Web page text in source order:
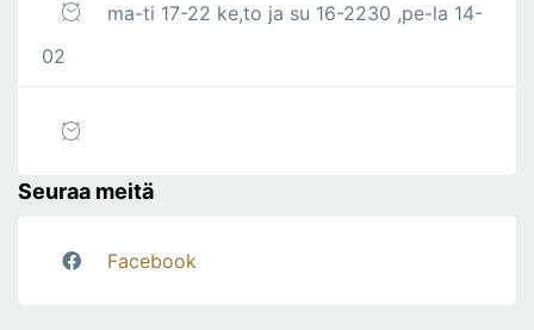
ma-ti 17-22 ke,to ja su 16-2230 ,pe-la 14-
02
Seuraa meitä
Facebook